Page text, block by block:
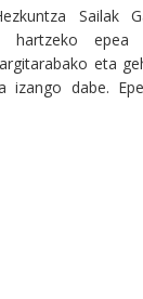
Sailak
hartzeko epea
eta
izango dabe.